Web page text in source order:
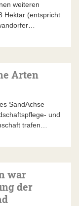
weiteren
Hektar (entspricht
Arten
SandAchse
und
trafen…
war
der